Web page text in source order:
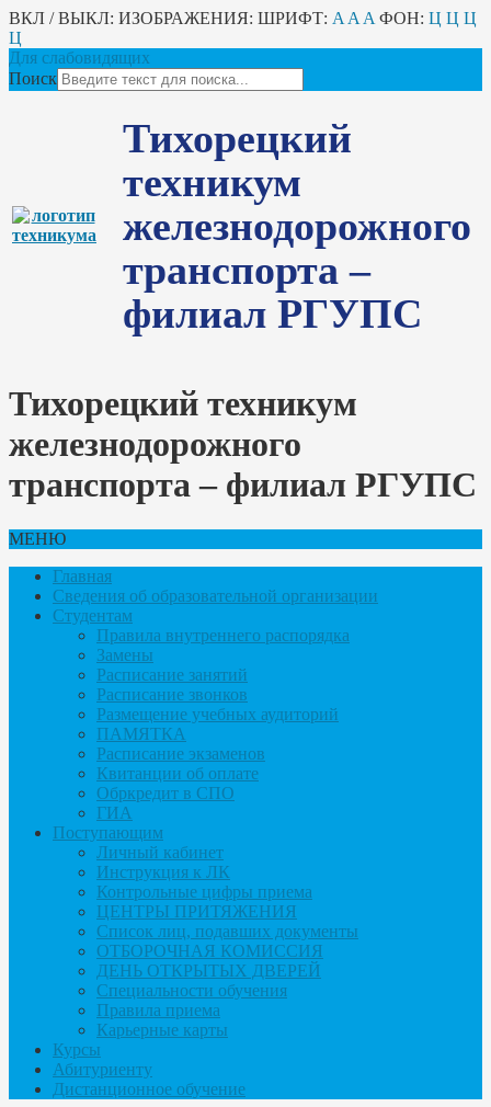
ВКЛ / ВЫКЛ: ИЗОБРАЖЕНИЯ: ШРИФТ: A A A ФОН: Ц Ц Ц
Ц
Для слабовидящих
Поиск
Тихорецкий
техникум
железнодорожного
транспорта –
филиал РГУПС
Тихорецкий техникум
железнодорожного
транспорта – филиал РГУПС
МЕНЮ
Главная
Сведения об образовательной организации
Студентам
Правила внутреннего распорядка
Замены
Расписание занятий
Расписание звонков
Размещение учебных аудиторий
ПАМЯТКА
Расписание экзаменов
Квитанции об оплате
Обркредит в СПО
ГИА
Поступающим
Личный кабинет
Инструкция к ЛК
Контрольные цифры приема
ЦЕНТРЫ ПРИТЯЖЕНИЯ
Список лиц, подавших документы
ОТБОРОЧНАЯ КОМИССИЯ
ДЕНЬ ОТКРЫТЫХ ДВЕРЕЙ
Специальности обучения
Правила приема
Карьерные карты
Курсы
Абитуриенту
Дистанционное обучение